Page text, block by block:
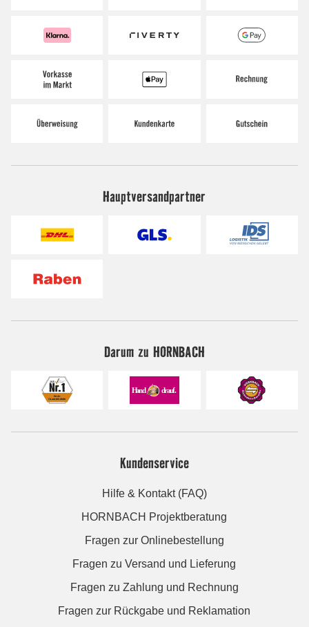
Hauptversandpartner
Darum zu HORNBACH
Kundenservice
Hilfe & Kontakt (FAQ)
HORNBACH Projektberatung
Fragen zur Onlinebestellung
Fragen zu Versand und Lieferung
Fragen zu Zahlung und Rechnung
Fragen zur Rückgabe und Reklamation